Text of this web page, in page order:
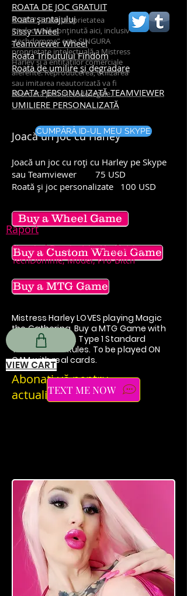
ROATA DE JOC GRATUIT
Roata șantajului
Sissy Wheel
Teamviewer Wheel
Roata Tributului Findom
Roata de umilire și degradare
ROATA PERSONALIZATĂ TEAMVIEWER
UMILIERE PERSONALIZATĂ
Joacă un joc cu Harley
Joacă un joc cu roți cu Harley pe Skype
sau Teamviewer
75 USD
Roată și joc personalizate
100 USD
Buy a Wheel Game
Buy a Custom Wheel Game
Buy a MTG Game
Mistress Harley LOVES playing Magic
the Gathering. Buy a MTG Game with
Mistress Harley. Type 1 Standard
Tournament Rules. To be played ON
CAM with real cards.
Abonați-vă pentru
actualizări sexy!
© 2017: Toată proprietatea
intelectuală conținută aici, inclusiv
„techdomme” este SINGURA
proprietate intelectuală a Mistress
Harley și a entităților comerciale
aferente. Reproducerea, utilizarea
sau imitarea neautorizată va fi
abordată prin metode legale.
CUMPĂRĂ ID-UL MEU SKYPE
Raport
Finanical Dominatrix,Umiliatrix,
TechDomme, Model, Pro-Bitch
VIEW CART
TEXT ME NOW